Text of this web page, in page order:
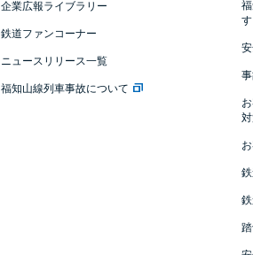
企業広報ライブラリー
鉄道ファンコーナー
ニュースリリース一覧
福知山線列車事故について